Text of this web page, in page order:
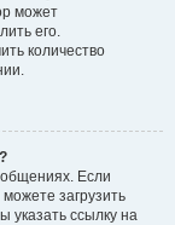
может
его.
количество
Если
загрузить
указать ссылку на